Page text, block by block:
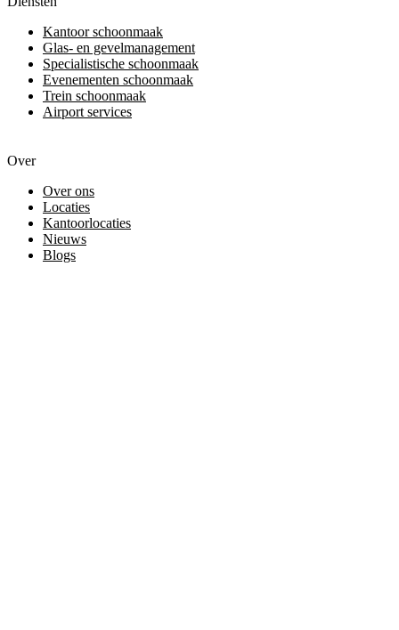
Kantoor schoonmaak
Glas- en gevelmanagement
Specialistische schoonmaak
Evenementen schoonmaak
Trein schoonmaak
Airport services
Over
Over ons
Locaties
Kantoorlocaties
Nieuws
Blogs